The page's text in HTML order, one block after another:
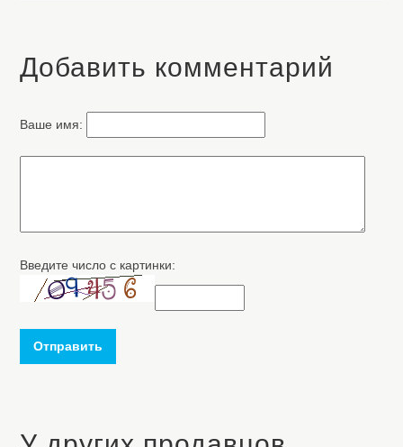
Добавить комментарий
Ваше имя:
Введите число с картинки:
Отправить